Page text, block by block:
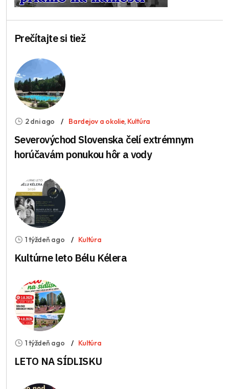
Prečítajte si tiež
2 dni ago Bardejov a okolie, Kultúra
Severovýchod Slovenska čelí extrémnym
horúčavám ponukou hôr a vody
1 týždeň ago Kultúra
Kultúrne leto Bélu Kélera
1 týždeň ago Kultúra
LETO NA SÍDLISKU